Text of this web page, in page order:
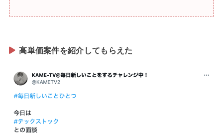
高単価案件を紹介してもらえた